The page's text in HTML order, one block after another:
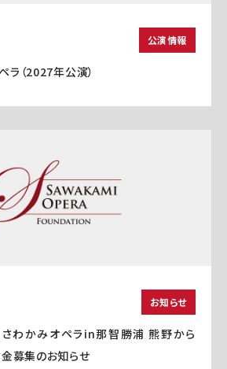
公演情報
ラ（2027年公演）
お知らせ
さわかみオペラin那智勝浦 熊野から
金募集のお知らせ